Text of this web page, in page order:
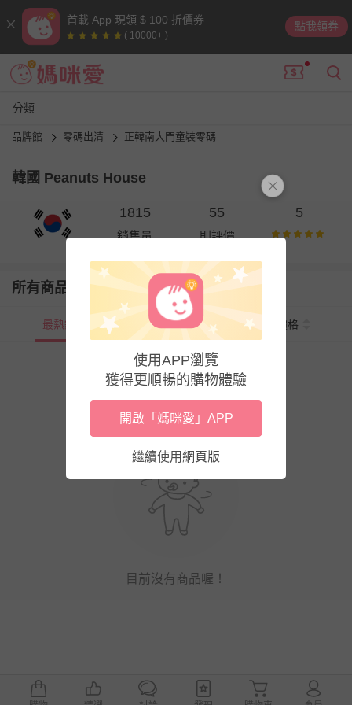
首載 App 現領 $ 100 折價券
( 10000+ )
點我領券
分類
品牌館 零碼出清 正韓南大門童裝零碼
韓國 Peanuts House
1815
銷售量
55
則評價
5
所有商品
最熱銷 新上市 價格
目前沒有商品喔！
使用APP瀏覽
獲得更順暢的購物體驗
開啟「媽咪愛」APP
繼續使用網頁版